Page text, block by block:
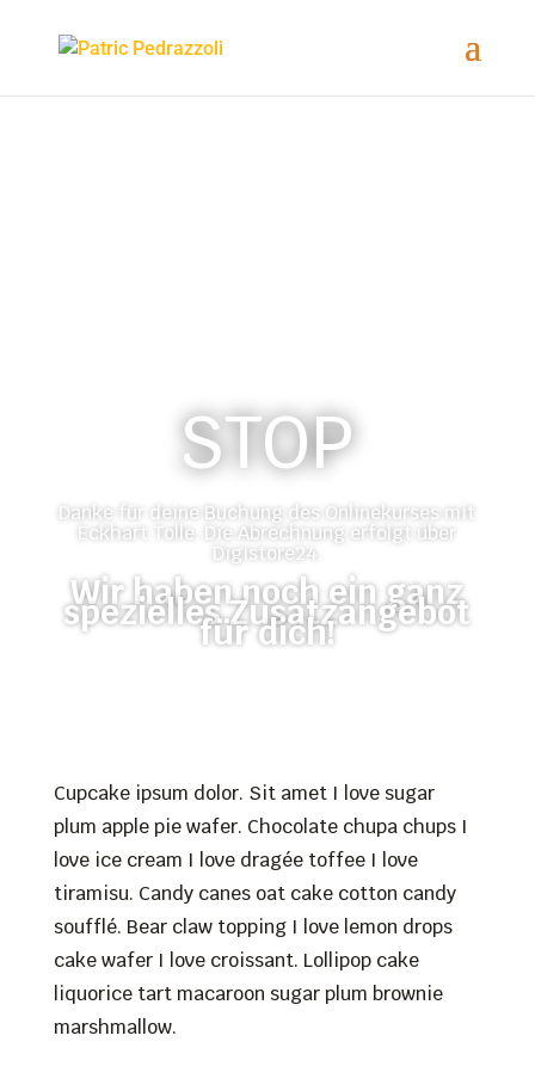
STOP
Danke für deine Buchung des Onlinekurses mit
Eckhart Tolle. Die Abrechnung erfolgt über
Digistore24.
Wir haben noch ein ganz
spezielles Zusatzangebot
für dich!
Cupcake ipsum dolor. Sit amet I love sugar
plum apple pie wafer. Chocolate chupa chups I
love ice cream I love dragée toffee I love
tiramisu. Candy canes oat cake cotton candy
soufflé. Bear claw topping I love lemon drops
cake wafer I love croissant. Lollipop cake
liquorice tart macaroon sugar plum brownie
marshmallow.